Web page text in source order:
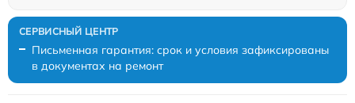
Письменная гарантия: срок и условия зафиксированы
в документах на ремонт